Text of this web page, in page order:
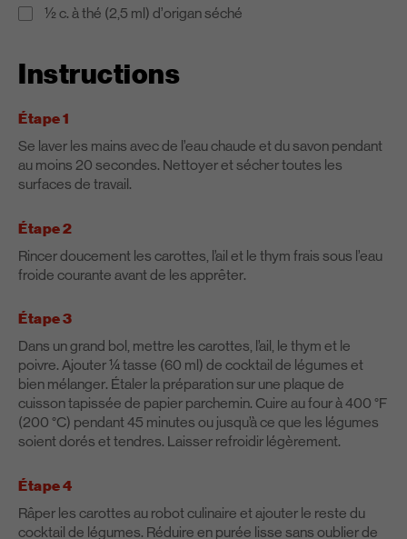
½ c. à thé (2,5 ml) d’origan séché
Instructions
Étape 1
Se laver les mains avec de l’eau chaude et du savon pendant
au moins 20 secondes. Nettoyer et sécher toutes les
surfaces de travail.
Étape 2
Rincer doucement les carottes, l’ail et le thym frais sous l’eau
froide courante avant de les apprêter.
Étape 3
Dans un grand bol, mettre les carottes, l’ail, le thym et le
poivre. Ajouter ¼ tasse (60 ml) de cocktail de légumes et
bien mélanger. Étaler la préparation sur une plaque de
cuisson tapissée de papier parchemin. Cuire au four à 400 °F
(200 °C) pendant 45 minutes ou jusqu’à ce que les légumes
soient dorés et tendres. Laisser refroidir légèrement.
Étape 4
Râper les carottes au robot culinaire et ajouter le reste du
cocktail de légumes. Réduire en purée lisse sans oublier de